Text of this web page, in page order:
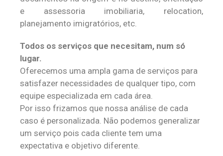
e assessoria imobiliaria, relocation,
planejamento imigratórios, etc.
Todos os serviços que necesitam, num só
lugar.
Oferecemos uma ampla gama de serviços para
satisfazer necessidades de qualquer tipo, com
equipe especializada em cada área.
Por isso frizamos que nossa análise de cada
caso é personalizada. Não podemos generalizar
um serviço pois cada cliente tem uma
expectativa e objetivo diferente.